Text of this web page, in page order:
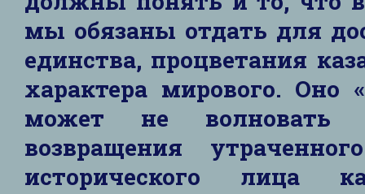
мы обязаны отдать для
единства, процветания
характера мирового. Оно
может не волновать
возвращения
исторического